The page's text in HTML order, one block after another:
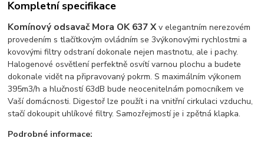
Kompletní specifikace
Komínový odsavač Mora OK 637 Xv elegantním nerezovém
provedením s tlačítkovým ovládním se 3výkonovými rychlostmi a
kovovými filtry odstraní dokonale nejen mastnotu, ale i pachy.
Halogenové osvětlení perfektně osvítí varnou plochu a budete
dokonale vidět na připravovaný pokrm. S maximálním výkonem
395m3/h a hlučností 63dB bude neocenitelnám pomocníkem ve
Vaší domácnosti. Digestoř lze použít i na vnitřní cirkulaci vzduchu,
stačí dokoupit uhlíkové filtry. Samozřejmostí je i zpětná klapka.
Podrobné informace: